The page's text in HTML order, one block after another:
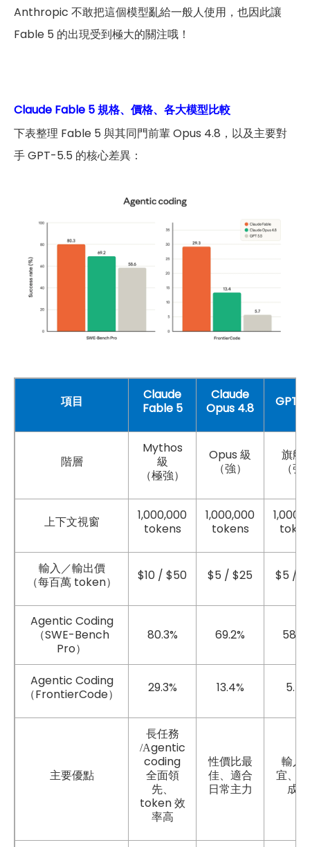
Anthropic 不敢把這個模型亂給一般人使用，也因此讓
Fable 5 的出現受到極大的關注哦！
Claude Fable 5 規格、價格、各大模型比較
下表整理 Fable 5 與其同門前輩 Opus 4.8，以及主要對
手 GPT-5.5 的核心差異：
項目
Claude
Fable 5
Claude
Opus 4.8
GPT-
階層
Mythos
級
（極強）
Opus 級
（強）
旗艦
（強
上下文視窗
1,000,000
tokens
1,000,000
tokens
輸入／輸出價
（每百萬token） $10 / $50 $5 / $25 $5 /
Agentic Coding
（SWE-Bench
Pro）
80.3% 69.2%
Agentic Coding
（FrontierCode）
29.3% 13.4% 5.7%
主要優點
長任務
/Agentic
coding
全面領
先、
token 效
率高
性價比最
佳、適合
日常主力
輸入
宜、
成熟